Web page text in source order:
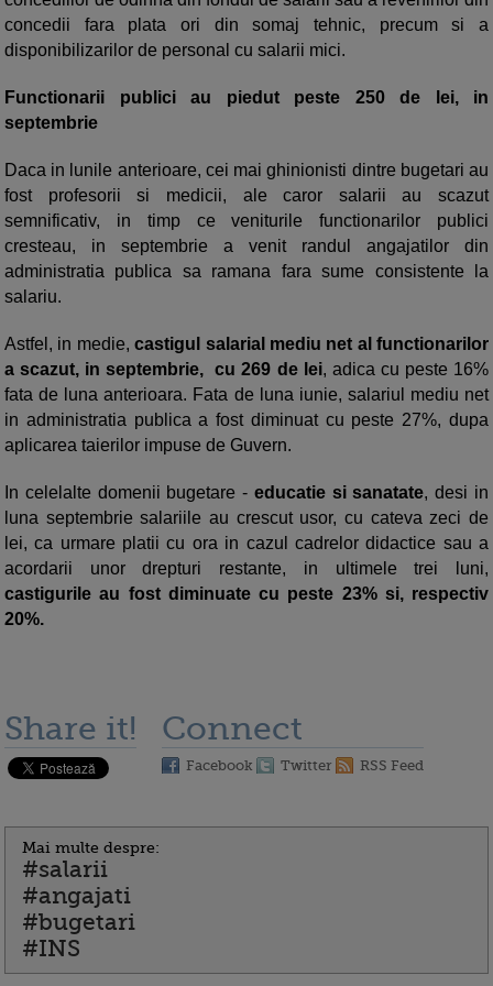
concedii fara plata ori din somaj tehnic, precum si a
disponibilizarilor de personal cu salarii mici.
Functionarii publici au piedut peste 250 de lei, in
septembrie
Daca in lunile anterioare, cei mai ghinionisti dintre bugetari au
fost profesorii si medicii, ale caror salarii au scazut
semnificativ, in timp ce veniturile functionarilor publici
cresteau, in septembrie a venit randul angajatilor din
administratia publica sa ramana fara sume consistente la
salariu.
Astfel, in medie,castigul salarial mediu net al functionarilor
a scazut, in septembrie, cu 269 de lei, adica cu peste 16%
fata de luna anterioara. Fata de luna iunie, salariul mediu net
in administratia publica a fost diminuat cu peste 27%, dupa
aplicarea taierilor impuse de Guvern.
In celelalte domenii bugetare - educatie si sanatate, desi in
luna septembrie salariile au crescut usor, cu cateva zeci de
lei, ca urmare platii cu ora in cazul cadrelor didactice sau a
acordarii unor drepturi restante, in ultimele trei luni,
castigurile au fost diminuate cu peste 23% si, respectiv
20%.
Share it! Connect
Facebook Twitter RSS Feed
Mai multe despre:
#salarii
#angajati
#bugetari
#INS